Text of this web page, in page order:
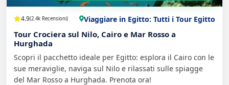
4.9(2.4k Recensioni) Viaggiare in Egitto: Tutti i Tour Egitto
Tour Crociera sul Nilo, Cairo e Mar Rosso a
Hurghada
Scopri il pacchetto ideale per Egitto: esplora il Cairo con le
sue meraviglie, naviga sul Nilo e rilassati sulle spiagge
del Mar Rosso a Hurghada. Prenota ora!